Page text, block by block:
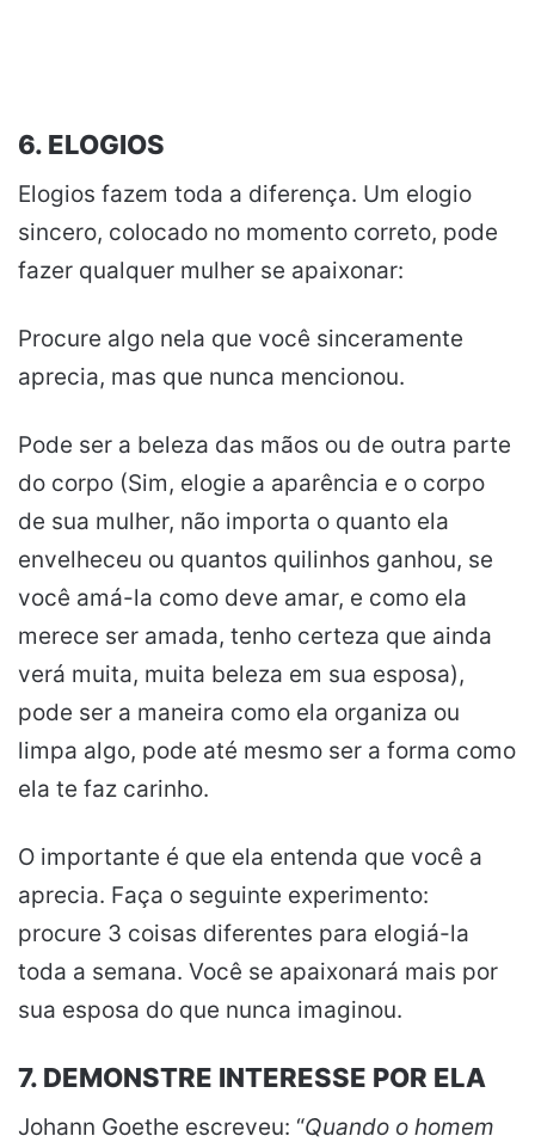
6. ELOGIOS
Elogios fazem toda a diferença. Um elogio
sincero, colocado no momento correto, pode
fazer qualquer mulher se apaixonar:
Procure algo nela que você sinceramente
aprecia, mas que nunca mencionou.
Pode ser a beleza das mãos ou de outra parte
do corpo (Sim, elogie a aparência e o corpo
de sua mulher, não importa o quanto ela
envelheceu ou quantos quilinhos ganhou, se
você amá-la como deve amar, e como ela
merece ser amada, tenho certeza que ainda
verá muita, muita beleza em sua esposa),
pode ser a maneira como ela organiza ou
limpa algo, pode até mesmo ser a forma como
ela te faz carinho.
O importante é que ela entenda que você a
aprecia. Faça o seguinte experimento:
procure 3 coisas diferentes para elogiá-la
toda a semana. Você se apaixonará mais por
sua esposa do que nunca imaginou.
7. DEMONSTRE INTERESSE POR ELA
Johann Goethe escreveu: “Quando o homem